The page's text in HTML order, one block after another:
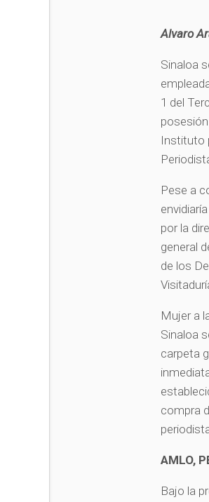
Alvaro
Sinaloa
1 del
Instituto
Pese a
por la
general
de los
Mujer a
Sinaloa
carpeta
compra
AMLO,
Bajo la